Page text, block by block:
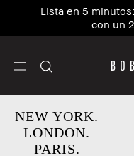
Lista en 5
con un
NEW YORK.
LONDON.
PARIS.